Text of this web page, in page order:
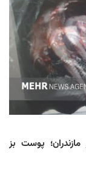
پوست بز